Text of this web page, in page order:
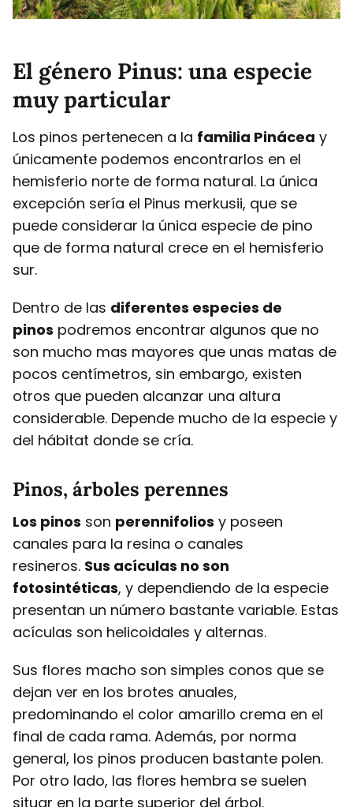
El género Pinus: una especie
muy particular
Los pinos pertenecen a la familia Pinácea y
únicamente podemos encontrarlos en el
hemisferio norte de forma natural. La única
excepción sería el Pinus merkusii, que se
puede considerar la única especie de pino
que de forma natural crece en el hemisferio
sur.
Dentro de las diferentes especies de
pinos podremos encontrar algunos que no
son mucho mas mayores que unas matas de
pocos centímetros, sin embargo, existen
otros que pueden alcanzar una altura
considerable. Depende mucho de la especie y
del hábitat donde se cría.
Pinos, árboles perennes
Los pinos son perennifolios y poseen
canales para la resina o canales
resineros. Sus acículas no son
fotosintéticas, y dependiendo de la especie
presentan un número bastante variable. Estas
acículas son helicoidales y alternas.
Sus flores macho son simples conos que se
dejan ver en los brotes anuales,
predominando el color amarillo crema en el
final de cada rama. Además, por norma
general, los pinos producen bastante polen.
Por otro lado, las flores hembra se suelen
situar en la parte superior del árbol.